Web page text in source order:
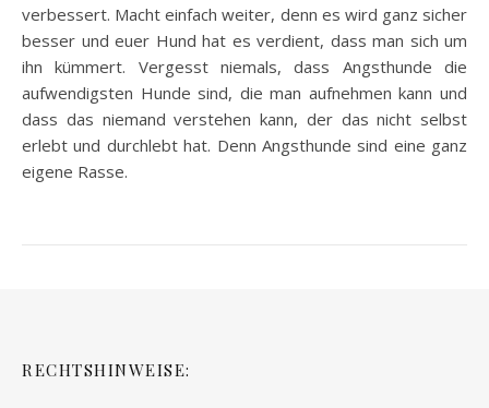
verbessert. Macht einfach weiter, denn es wird ganz sicher
besser und euer Hund hat es verdient, dass man sich um
ihn kümmert. Vergesst niemals, dass Angsthunde die
aufwendigsten Hunde sind, die man aufnehmen kann und
dass das niemand verstehen kann, der das nicht selbst
erlebt und durchlebt hat. Denn Angsthunde sind eine ganz
eigene Rasse.
RECHTSHINWEISE: